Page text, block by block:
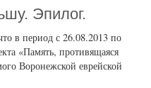
Эпилог.
в период с 26.08.2013 по
«Память, противящаяся
Воронежской еврейской